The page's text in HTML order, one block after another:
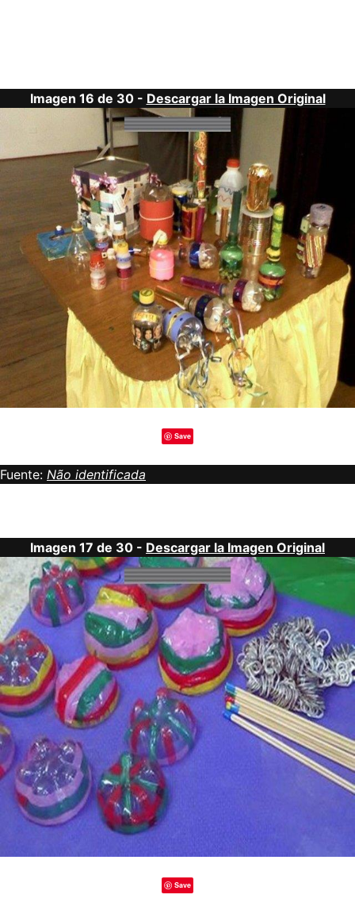
Imagen 16 de 30 - Descargar la Imagen Original
Save
Fuente: Não identificada
Imagen 17 de 30 - Descargar la Imagen Original
Save